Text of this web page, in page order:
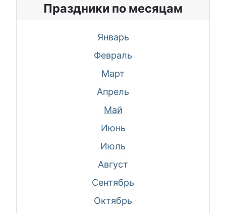
Праздники по месяцам
Январь
Февраль
Март
Апрель
Май
Июнь
Июль
Август
Сентябрь
Октябрь